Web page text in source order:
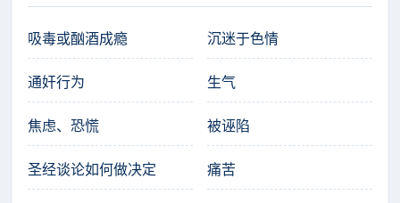
吸毒或酗酒成瘾 沉迷于色情
通奸行为 生气
焦虑、恐慌 被诬陷
圣经谈论如何做决定 痛苦